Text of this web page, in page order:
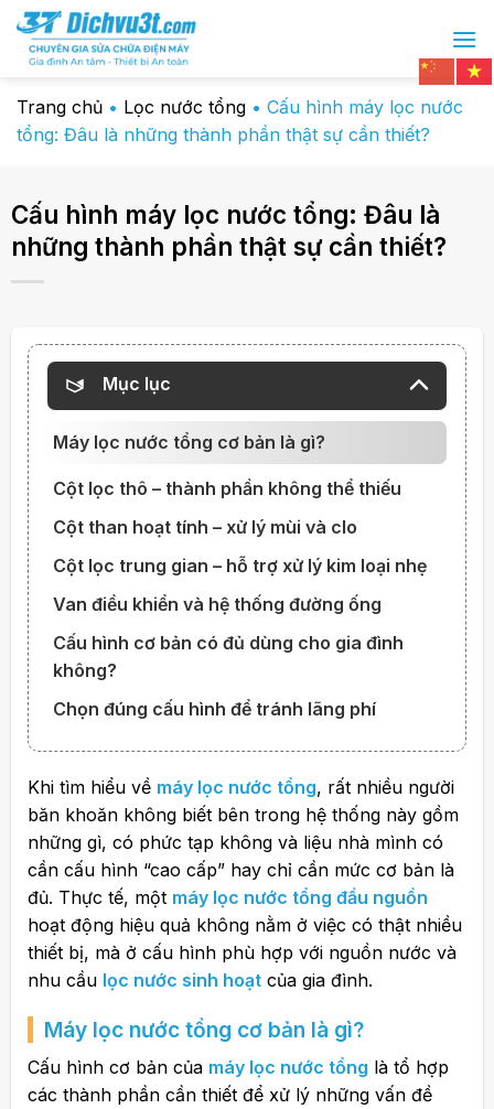
Chuyển
đến
dung
Trang chủ • Lọc nước tổng • Cấu hình máy lọc nước
tổng: Đâu là những thành phần thật sự cần thiết?
Cấu hình máy lọc nước tổng: Đâu là
những thành phần thật sự cần thiết?
Mục lục
Máy lọc nước tổng cơ bản là gì?
Cột lọc thô – thành phần không thể thiếu
Cột than hoạt tính – xử lý mùi và clo
Cột lọc trung gian – hỗ trợ xử lý kim loại nhẹ
Van điều khiển và hệ thống đường ống
Cấu hình cơ bản có đủ dùng cho gia đình
không?
Chọn đúng cấu hình để tránh lãng phí
Khi tìm hiểu về máy lọc nước tổng, rất nhiều người
băn khoăn không biết bên trong hệ thống này gồm
những gì, có phức tạp không và liệu nhà mình có
cần cấu hình “cao cấp” hay chỉ cần mức cơ bản là
đủ. Thực tế, một máy lọc nước tổng đầu nguồn
hoạt động hiệu quả không nằm ở việc có thật nhiều
thiết bị, mà ở cấu hình phù hợp với nguồn nước và
nhu cầu lọc nước sinh hoạtcủa gia đình.
Máy lọc nước tổng cơ bản là gì?
Cấu hình cơ bản của máy lọc nước tổng là tổ hợp
các thành phần cần thiết để xử lý những vấn đề